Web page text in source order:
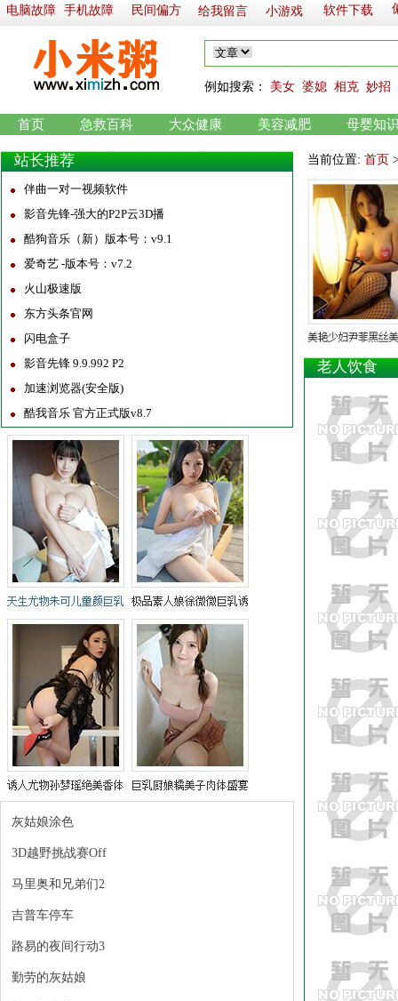
首页 急救百科 大众健康 美容减肥 母婴知
软件下载
小游戏
手机故障 民间偏方 给我留言
例如搜索： 美女 婆媳 相克 妙招
电脑故障
站长推荐
伴曲一对一视频软件
影音先锋-强大的P2P云3D播
酷狗音乐（新）版本号：v9.1
爱奇艺 -版本号：v7.2
火山极速版
东方头条官网
闪电盒子
影音先锋 9.9.992 P2
加速浏览器(安全版)
酷我音乐 官方正式版v8.7
灰姑娘涂色
3D越野挑战赛Off
马里奥和兄弟们2
吉普车停车
路易的夜间行动3
勤劳的灰姑娘
当前位置: 首页
老人饮食